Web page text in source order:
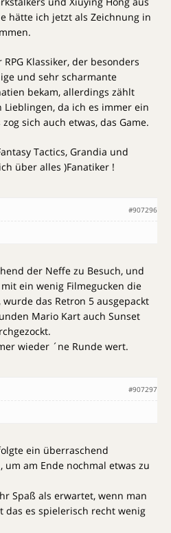
hätte ich jetzt als Zeichnung in
Klassiker, der besonders
und sehr scharmante
bekam, allerdings zählt
da ich es immer ein
sich auch etwas, das Game.
Tactics, Grandia und
über alles )Fanatiker !
#907296
der Neffe zu Besuch, und
ein wenig Filmegucken die
das Retron 5 ausgepackt
Mario Kart auch Sunset
wieder ´ne Runde wert.
#907297
ein überraschend
am Ende nochmal etwas zu
Spaß als erwartet, wenn man
das es spielerisch recht wenig